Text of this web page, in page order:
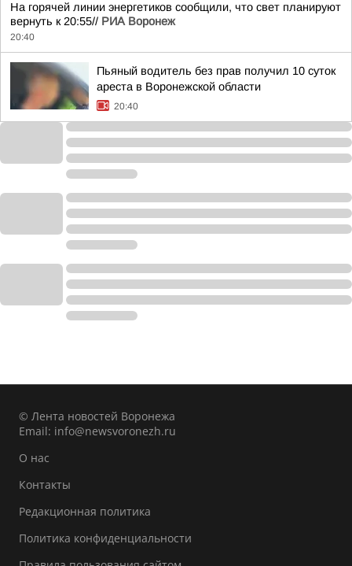
На горячей линии энергетиков сообщили, что свет планируют
вернуть к 20:55// РИА Воронеж
20:40
Пьяный водитель без прав получил 10 суток
ареста в Воронежской области
20:40
© Лента новостей Воронежа
Email: info@newsvoronezh.ru
О нас
Контакты
Редакционная политика
Политика конфиденциальности